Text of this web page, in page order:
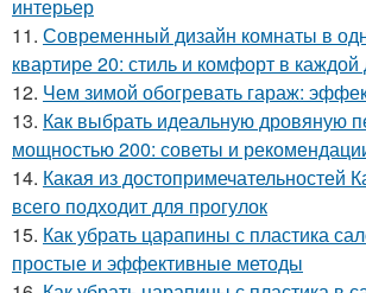
интерьер
11. Современный дизайн комнаты в
квартире 20: стиль и комфорт в каждой
12. Чем зимой обогревать гараж:
13. Как выбрать идеальную дровяную
мощностью 200: советы и
14. Какая из достопримечательностей
всего подходит для прогулок
15. Как убрать царапины с пластика
простые и эффективные методы